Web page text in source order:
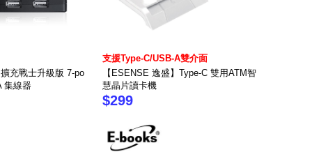
充戰士升級版 7-po
集線器
支援Type-C/USB-A雙介面
【ESENSE 逸盛】Type-C 雙用ATM智
慧晶片讀卡機
$299